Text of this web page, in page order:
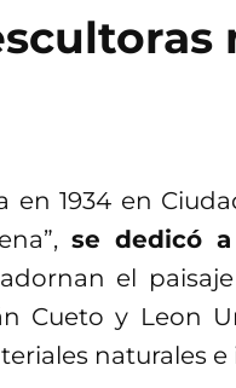
en 1934 en
se dedicó
el
Cueto y Leon
naturales e